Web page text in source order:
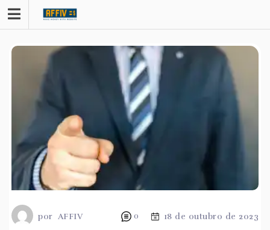
Saltar
para
o
conteúdo
por AFFIV 0 18 de outubro de 2023